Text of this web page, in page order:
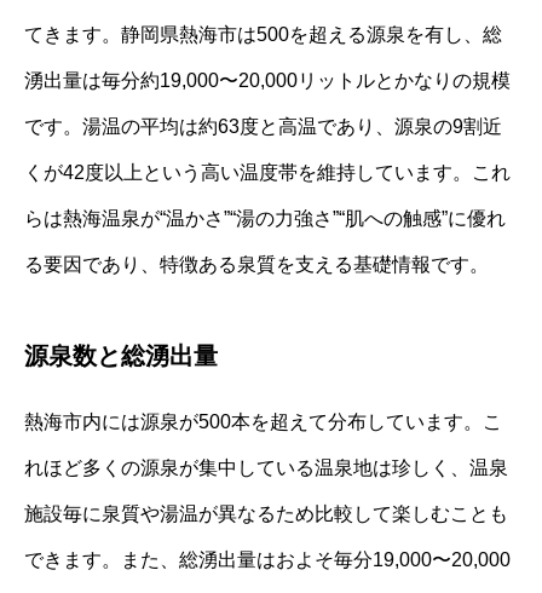
てきます。静岡県熱海市は500を超える源泉を有し、総
湧出量は毎分約19,000〜20,000リットルとかなりの規模
です。湯温の平均は約63度と高温であり、源泉の9割近
くが42度以上という高い温度帯を維持しています。これ
らは熱海温泉が“温かさ”“湯の力強さ”“肌への触感”に優れ
る要因であり、特徴ある泉質を支える基礎情報です。
源泉数と総湧出量
熱海市内には源泉が500本を超えて分布しています。こ
れほど多くの源泉が集中している温泉地は珍しく、温泉
施設毎に泉質や湯温が異なるため比較して楽しむことも
できます。また、総湧出量はおよそ毎分19,000〜20,000